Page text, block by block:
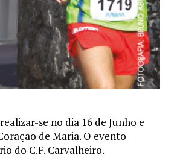
se no dia 16 de Junho e
de Maria. O evento
do C.F. Carvalheiro.